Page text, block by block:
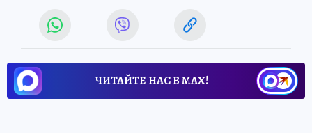
ЧИТАЙТЕ НАС В МАХ!